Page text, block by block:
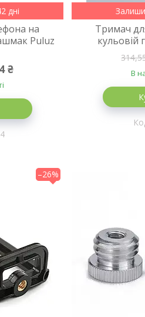
дні
на
Puluz
₴
Тримач
кульовій
В
–26%